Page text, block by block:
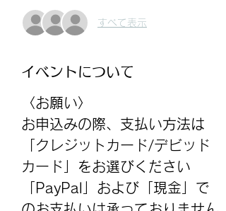
すべて表示
イベントについて
〈お願い〉
お申込みの際、支払い方法は
「クレジットカード/デビッド
カード」をお選びください
「PayPal」および「現金」で